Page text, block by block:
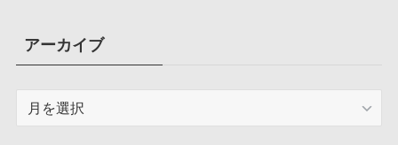
アーカイブ